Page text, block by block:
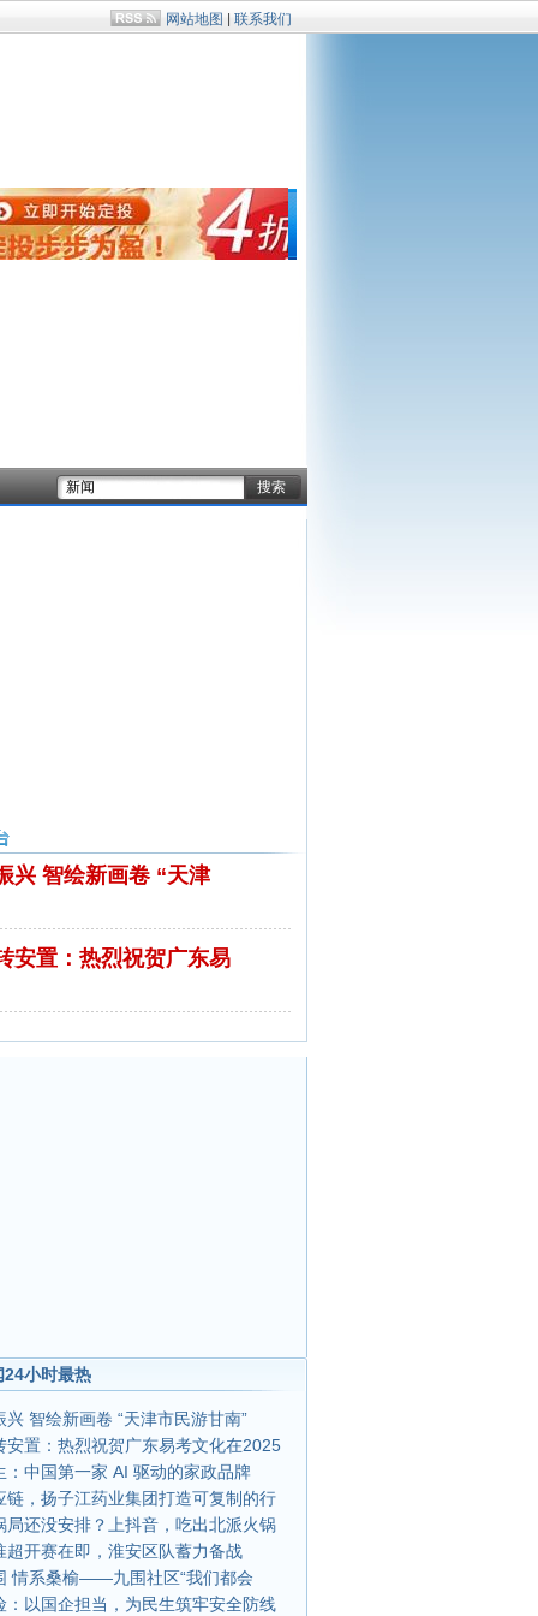
网站地图 联系我们
兴 智绘新画卷 “天津
安置：热烈祝贺广东易
24小时最热
兴 智绘新画卷 “天津市民游甘南”
安置：热烈祝贺广东易考文化在2025
：中国第一家 AI 驱动的家政品牌
链，扬子江药业集团打造可复制的行
局还没安排？上抖音，吃出北派火锅
超开赛在即，淮安区队蓄力备战
情系桑榆——九围社区“我们都会
：以国企担当，为民生筑牢安全防线